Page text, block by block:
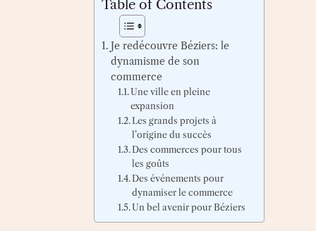
Table of Contents
Je redécouvre Béziers: le
dynamisme de son
commerce
Une ville en pleine
expansion
Les grands projets à
l’origine du succès
Des commerces pour tous
les goûts
Des événements pour
dynamiser le commerce
Un bel avenir pour Béziers